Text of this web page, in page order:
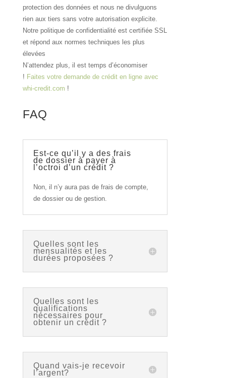
protection des données et nous ne divulguons
rien aux tiers sans votre autorisation explicite.
Notre politique de confidentialité est certifiée SSL
et répond aux normes techniques les plus
élevées
N’attendez plus, il est temps d’économiser
! Faites votre demande de crédit en ligne avec
whi-credit.com !
FAQ
Est-ce qu’il y a des frais
de dossier à payer à
l’octroi d’un crédit ?
Non, il n’y aura pas de frais de compte,
de dossier ou de gestion.
Quelles sont les
mensualités et les
durées proposées ?
Quelles sont les
qualifications
nécessaires pour
obtenir un crédit ?
Quand vais-je recevoir
l’argent?